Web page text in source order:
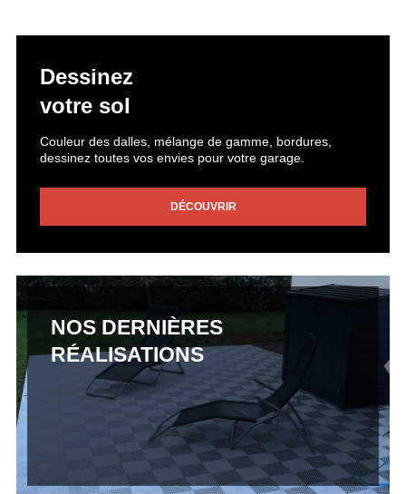
Dessinez
votre sol
Couleur des dalles, mélange de gamme, bordures,
dessinez toutes vos envies pour votre garage.
DÉCOUVRIR
NOS DERNIÈRES
RÉALISATIONS